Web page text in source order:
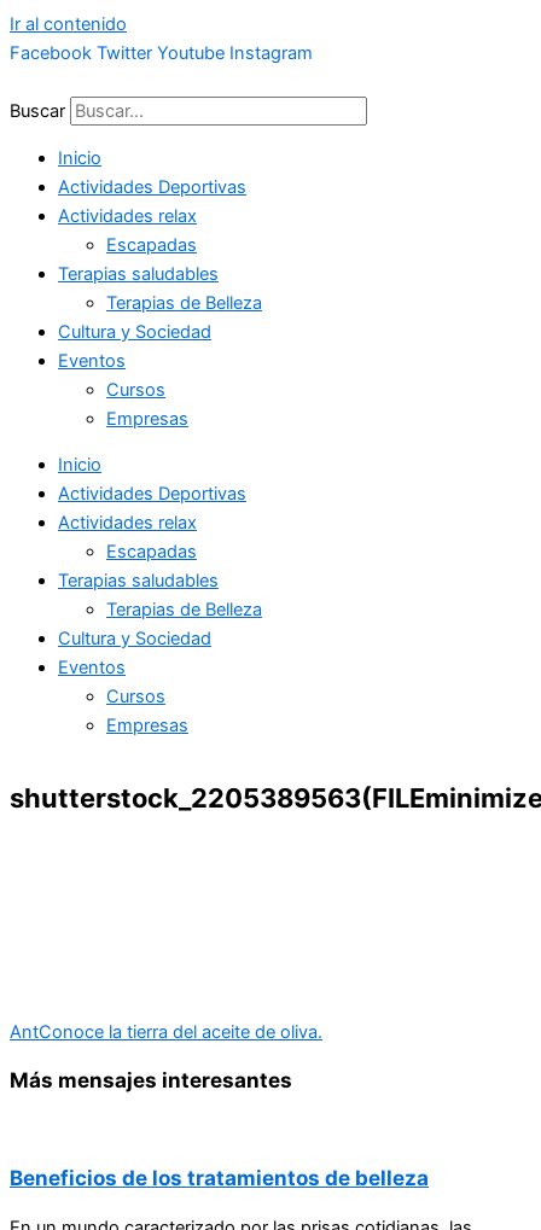
Ir al contenido
Facebook Twitter Youtube Instagram
Buscar
Inicio
Actividades Deportivas
Actividades relax
Escapadas
Terapias saludables
Terapias de Belleza
Cultura y Sociedad
Eventos
Cursos
Empresas
Inicio
Actividades Deportivas
Actividades relax
Escapadas
Terapias saludables
Terapias de Belleza
Cultura y Sociedad
Eventos
Cursos
Empresas
AntConoce la tierra del aceite de oliva.
Más mensajes interesantes
Beneficios de los tratamientos de belleza